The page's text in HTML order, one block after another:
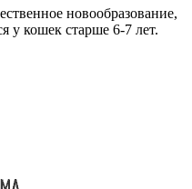
новообразование,
у кошек старше 6-7 лет.